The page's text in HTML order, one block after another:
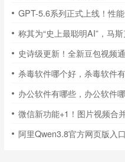
史诗级更新！全新豆包视频
杀毒软件哪个好，杀毒软件
办公软件有哪些，办公软件
微信新功能+1！图片视频合
阿里Qwen3.8官方网页版入